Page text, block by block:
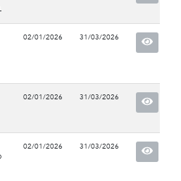
02/01/2026 31/03/2026
02/01/2026 31/03/2026
02/01/2026 31/03/2026